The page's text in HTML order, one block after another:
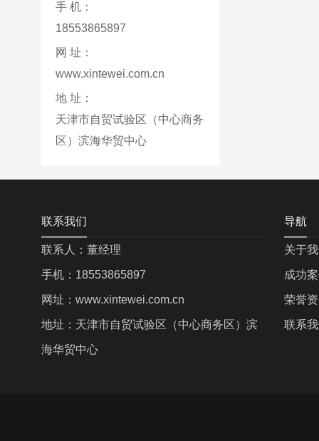
手 机：
18553865897
网 址：
www.xintewei.com.cn
地 址：
天津市自贸试验区（中心商务
区）滨海华贸中心
联系我们
联系人：董经理
手机：18553865897
网址：www.xintewei.com.cn
地址：天津市自贸试验区（中心商务区）滨
海华贸中心
导航
关于
成功
荣誉
联系